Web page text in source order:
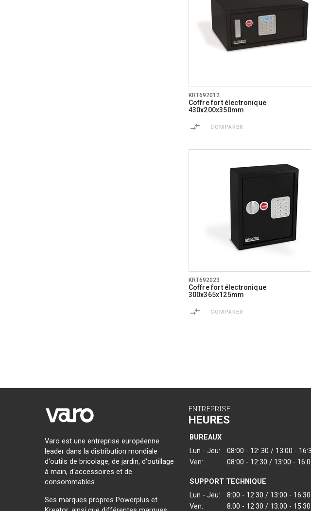
KRT692012
Coffre fort électronique
430x200x350mm
COMPARER
KRT692023
Coffre fort électronique
300x365x125mm
COMPARER
Varo est une entreprise européenne
leader dans la distribution mondiale
d'outils de bricolage, de jardin, d'outillage
à main, d'accessoires et de
consommables.
Ses marques propres Powerplus et
ENTREPRISE
HEURES
BUREAUX
Lun - Jeu:
08:00 - 12:.30 / 13:00 -
Ven:
08:00 - 12:30 / 13:00 -
SUPPORT TECHNIQUE
Lun - Jeu:
8:00 - 12:30 / 13:00 - 16:30
Ven:
8:00 - 12:30 / 13:00 - 15:30